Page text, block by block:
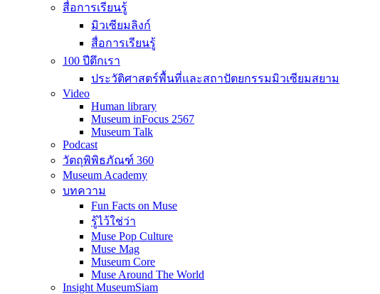
สื่อการเรียนรู้
มิวเซียมลิงก์
สื่อการเรียนรู้
100 ปีตึกเรา
ประวัติศาสตร์พื้นที่และสถาปัตยกรรมมิวเซียมสยาม
Video
Human library
Museum inFocus 2567
Museum Talk
Podcast
วัตถุพิพิธภัณฑ์ 360
Museum Academy
บทความ
Fun Facts on Muse
รู้ไว้ใช่ว่า
Muse Pop Culture
Muse Mag
Museum Core
Muse Around The World
Insight MuseumSiam